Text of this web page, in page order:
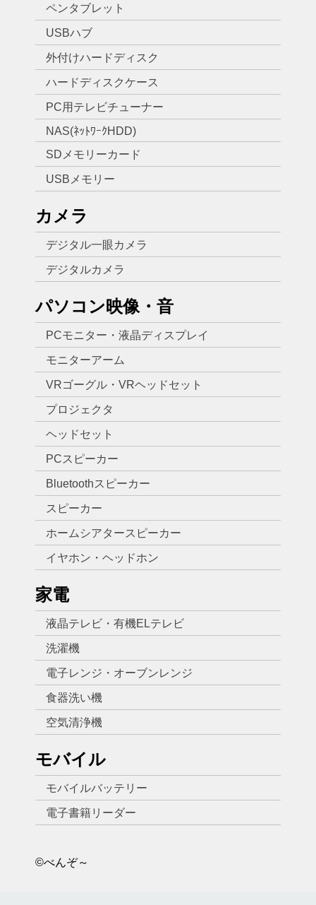
ペンタブレット
USBハブ
外付けハードディスク
ハードディスクケース
PC用テレビチューナー
NAS(ﾈｯﾄﾜｰｸHDD)
SDメモリーカード
USBメモリー
カメラ
デジタル一眼カメラ
デジタルカメラ
パソコン映像・音
PCモニター・液晶ディスプレイ
モニターアーム
VRゴーグル・VRヘッドセット
プロジェクタ
ヘッドセット
PCスピーカー
Bluetoothスピーカー
スピーカー
ホームシアタースピーカー
イヤホン・ヘッドホン
家電
液晶テレビ・有機ELテレビ
洗濯機
電子レンジ・オーブンレンジ
食器洗い機
空気清浄機
モバイル
モバイルバッテリー
電子書籍リーダー
©べんぞ～